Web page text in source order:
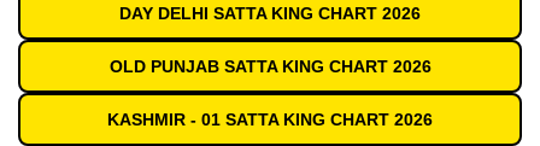
DAY DELHI SATTA KING CHART 2026
OLD PUNJAB SATTA KING CHART 2026
KASHMIR - 01 SATTA KING CHART 2026